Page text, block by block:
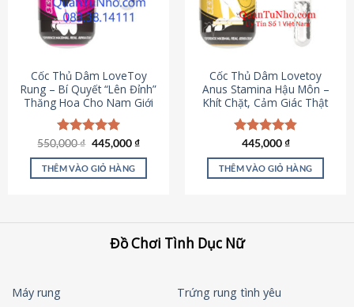
Cốc Thủ Dâm LoveToy
Rung – Bí Quyết “Lên Đỉnh”
Thăng Hoa Cho Nam Giới
Được xếp
hạng5.00
5 sao
550,000₫ Giá
là:
550,000 ₫.
445,000₫Giá
tại
THÊM VÀO GIỎ HÀNG
Cốc Thủ Dâm Lovetoy
Anus Stamina Hậu Môn –
Khít Chặt, Cảm Giác Thật
Được xếp
hạng4.84
5 sao
445,000₫
THÊM VÀO GIỎ HÀNG
Đồ Chơi Tình Dục Nữ
Máy rung
Trứng rung tình yêu